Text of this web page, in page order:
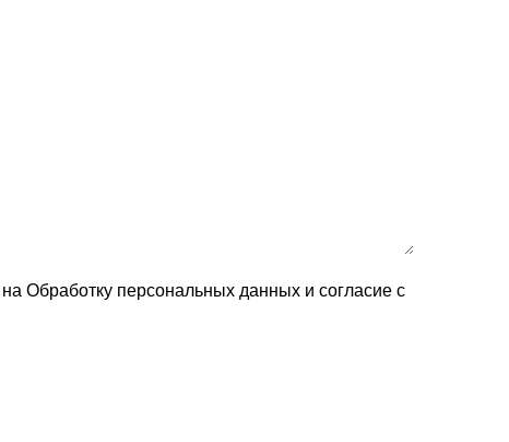
Обработку персональных данных и согласие c